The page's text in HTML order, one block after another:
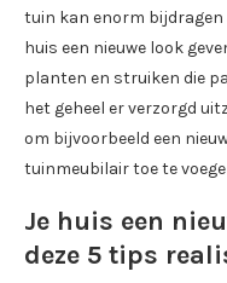
tuin kan enorm bijdragen
huis een nieuwe look
planten en struiken die
het geheel er verzorgd
om bijvoorbeeld een
tuinmeubilair toe te
Je huis een
deze 5 tips